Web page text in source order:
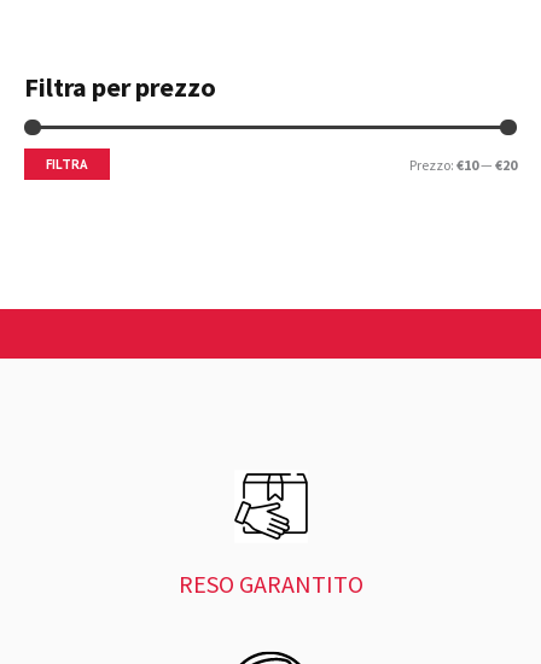
Filtra per prezzo
FILTRA Prezzo: €10— €20
RESO GARANTITO